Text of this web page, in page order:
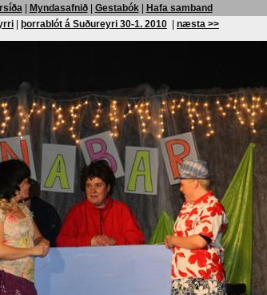
| Myndasafnið| Gestabók|
Hafa samband
þorrablót á Suðureyri 30-1. 2010 næsta >>